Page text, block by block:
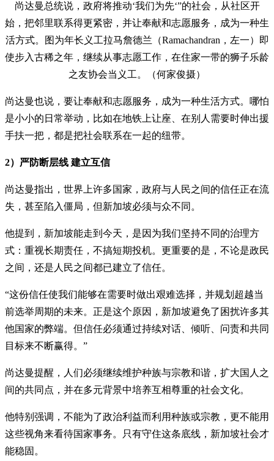
尚达曼总统说，政府将推动‘我们为先‘”的社会，从社区开
始，把邻里联系得更紧密，并让奉献和志愿服务，成为一种生
活方式。图为年长义工拉马詹德兰（Ramachandran，左一）即
使步入古稀之年，继续从事志愿工作，在住家一带的狮子乐龄
之友协会当义工。（何家俊摄）
尚达曼也说，要让奉献和志愿服务，成为一种生活方式。哪怕
是小小的日常举动，比如在地铁上让座、在别人需要时伸出援
手扶一把，都是把社会联系在一起的纽带。
2）严防断层线 建立互信
尚达曼指出，世界上许多国家，政府与人民之间的信任正在流
失，甚至陷入僵局，但新加坡必须与众不同。
他提到，新加坡能走到今天，是因为我们坚持不同的治理方
式：重视长期责任，不搞短期投机。更重要的是，不论是政民
之间，还是人民之间都已建立了信任。
“这份信任使我们能够在需要时做出艰难选择，并规划超越当
前选举周期的未来。正是这个原因，新加坡避免了困扰许多其
他国家的弊端。但信任必须通过持续对话、倾听、问责和共同
目标来不断赢得。”
尚达曼提醒，人们必须继续维护种族与宗教和谐，扩大国人之
间的共同点，并在多元背景中培养互相尊重的社会文化。
他特别强调，不能为了政治利益而利用种族或宗教，更不能用
这些视角来看待国家事务。只有守住这条底线，新加坡社会才
能稳固。